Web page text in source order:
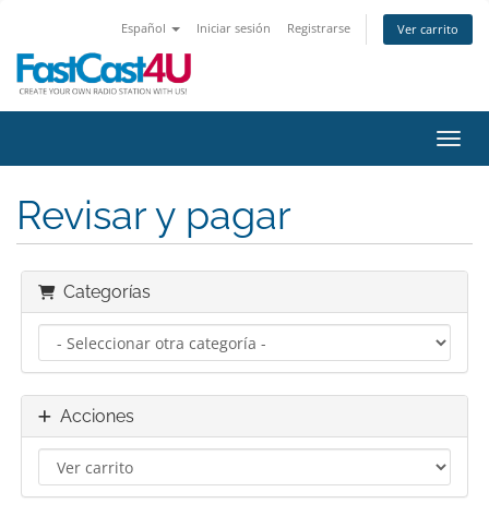
Español Iniciar sesión Registrarse Ver carrito
Revisar y pagar
Categorías
Acciones